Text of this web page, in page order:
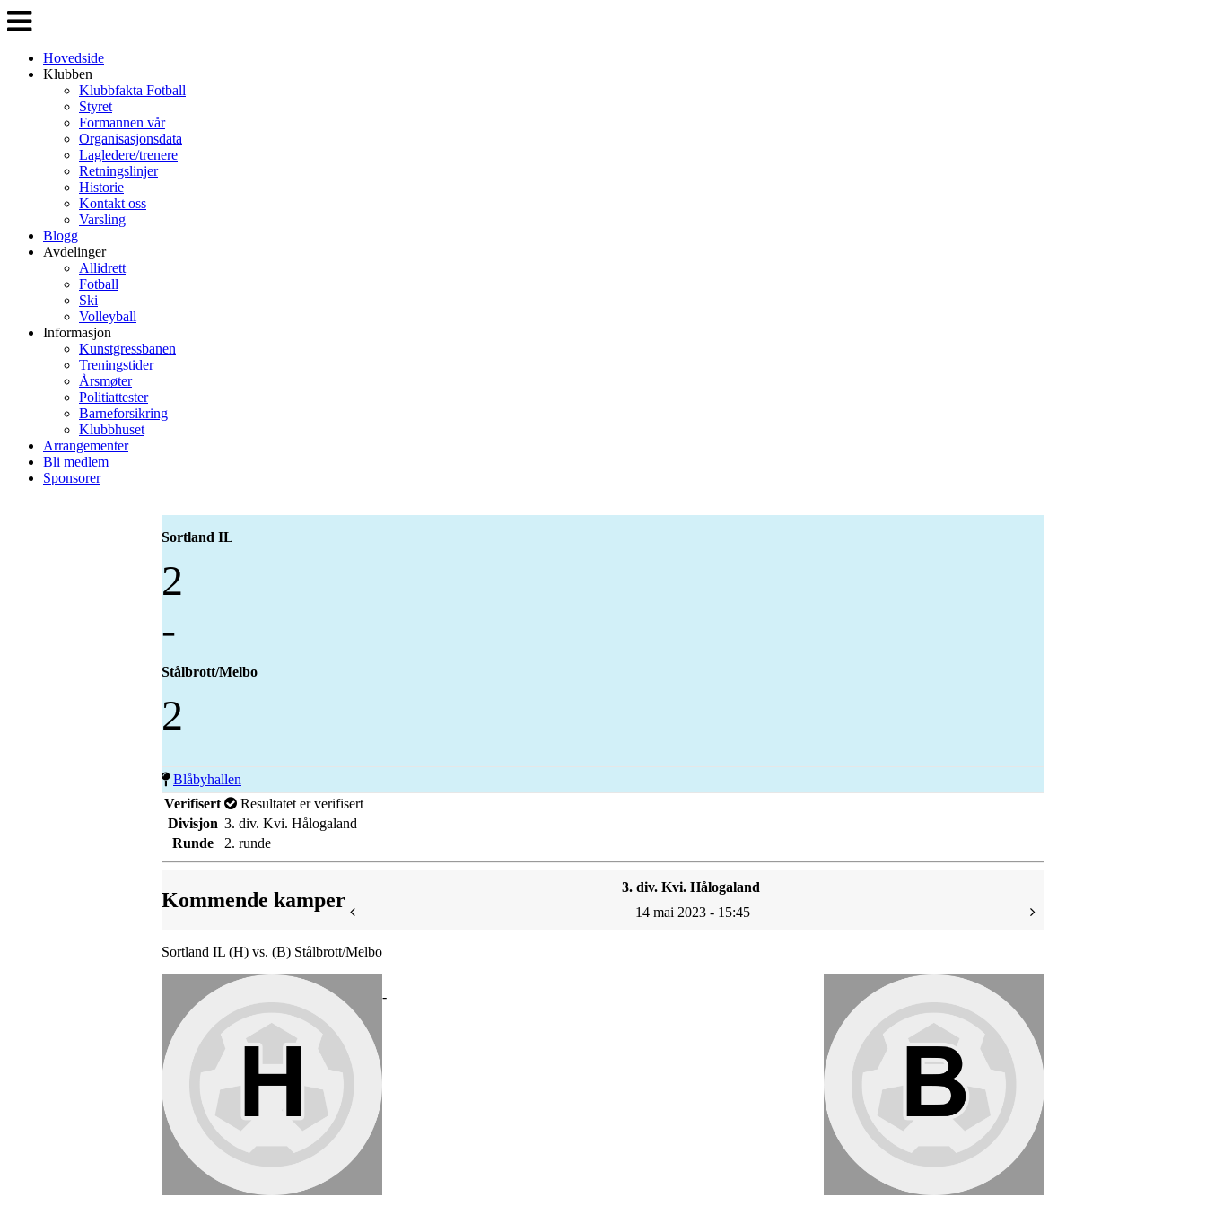
Veksle
navigasjon
Hovedside
Klubben
Klubbfakta Fotball
Styret
Formannen vår
Organisasjonsdata
Lagledere/trenere
Retningslinjer
Historie
Kontakt oss
Varsling
Blogg
Avdelinger
Allidrett
Fotball
Ski
Volleyball
Informasjon
Kunstgressbanen
Treningstider
Årsmøter
Politiattester
Barneforsikring
Klubbhuset
Arrangementer
Bli medlem
Sponsorer
Sortland IL
2
-
Stålbrott/Melbo
2
Blåbyhallen
Verifisert
Resultatet er verifisert
Divisjon 3. div. Kvi. Hålogaland
Runde
2. runde
Kommende kamper
3. div. Kvi. Hålogaland
14 mai 2023 - 15:45
Sortland IL (H) vs. (B) Stålbrott/Melbo
-